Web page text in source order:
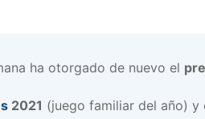
ha otorgado de nuevo el
2021 (juego familiar del año) y